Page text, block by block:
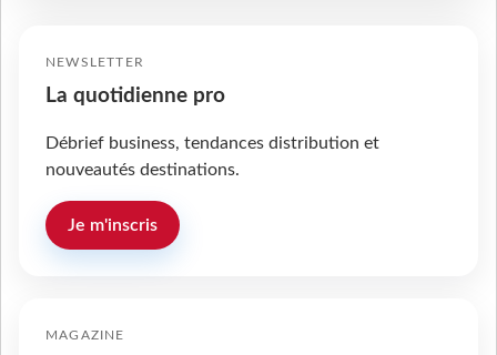
NEWSLETTER
La quotidienne pro
Débrief business, tendances distribution et
nouveautés destinations.
Je m'inscris
MAGAZINE